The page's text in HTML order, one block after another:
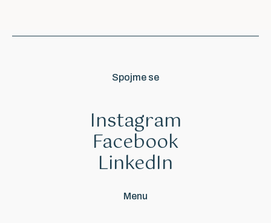
Spojme se
Instagram
Facebook
LinkedIn
Menu